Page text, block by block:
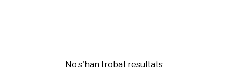
No s'han trobat resultats